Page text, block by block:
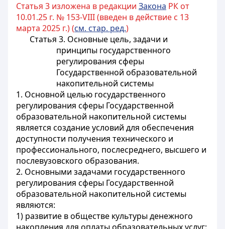
Статья 3 изложена в редакции Закона РК от
10.01.25 г. № 153-VIII (введен в действие с 13
марта 2025 г.) (см. стар. ред.)
Статья 3. Основные цель, задачи и
принципы государственного
регулирования сферы
Государственной образовательной
накопительной системы
1. Основной целью государственного
регулирования сферы Государственной
образовательной накопительной системы
является создание условий для обеспечения
доступности получения технического и
профессионального, послесреднего, высшего и
послевузовского образования.
2. Основными задачами государственного
регулирования сферы Государственной
образовательной накопительной системы
являются:
1) развитие в обществе культуры денежного